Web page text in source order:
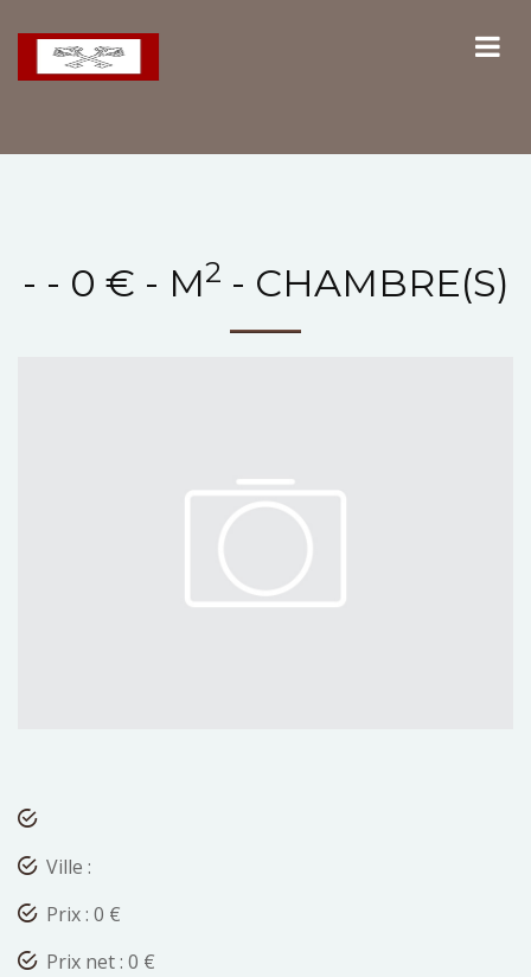
- - 0 € - M2 - CHAMBRE(S)
Ville :
Prix : 0 €
Prix net : 0 €